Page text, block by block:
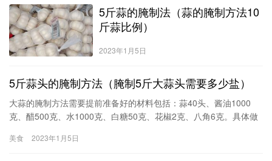
于阴凉处。1、黄瓜腌制过程中，要翻动几次；2
5斤蒜的腌制法（蒜的腌制方法10
斤蒜比例）
2023年1月5日
5斤蒜头的腌制方法（腌制5斤大蒜头需要多少盐）
大蒜的腌制方法需要提前准备好的材料包括：蒜40头、酱油1000
克、醋500克、水1000克、白糖50克、花椒2克、八角6克。具体做
放到盆里，用水泡一下。2、泡好的大蒜捞出来，放到篦子上，控干
美食 2023年1月5日